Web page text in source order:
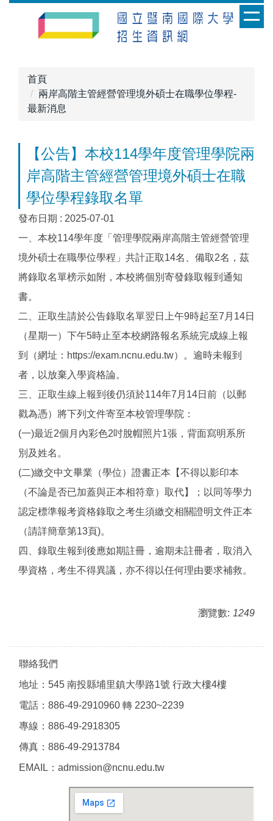
首頁
兩岸高階主管經營管理境外碩士在職學位學程-
最新消息
【公告】本校114學年度管理學院兩
岸高階主管經營管理境外碩士在職
學位學程錄取名單
發布日期 : 2025-07-01
一、本校114學年度「管理學院兩岸高階主管經營管理
境外碩士在職學位學程」共計正取14名、備取2名，茲
將錄取名單榜示如附，本校將個別寄發錄取報到通知
書。
二、正取生請於公告錄取名單翌日上午9時起至7月14日
（星期一）下午5時止至本校網路報名系統完成線上報
到（網址：https://exam.ncnu.edu.tw）。逾時未報到
者，以放棄入學資格論。
三、正取生線上報到後仍須於114年7月14日前（以郵
戳為憑）將下列文件寄至本校管理學院：
(一)最近2個月內彩色2吋脫帽照片1張，背面寫明系所
別及姓名。
(二)繳交中文畢業（學位）證書正本【不得以影印本
（不論是否已加蓋與正本相符章）取代】；以同等學力
認定標準報考資格錄取之考生須繳交相關證明文件正本
（請詳簡章第13頁)。
四、錄取生報到後應如期註冊，逾期未註冊者，取消入
學資格，考生不得異議，亦不得以任何理由要求補救。
瀏覽數: 1249
聯絡我們
地址：545 南投縣埔里鎮大學路1號 行政大樓4樓
電話：886-49-2910960 轉 2230~2239
專線：886-49-2918305
傳真：886-49-2913784
EMAIL：admission@ncnu.edu.tw